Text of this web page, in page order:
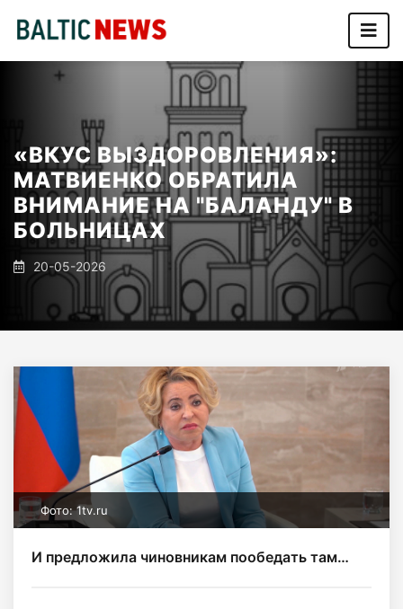
«ВКУС ВЫЗДОРОВЛЕНИЯ»:
МАТВИЕНКО ОБРАТИЛА
ВНИМАНИЕ НА "БАЛАНДУ" В
БОЛЬНИЦАХ
20-05-2026
Фото: 1tv.ru
И предложила чиновникам пообедать там…